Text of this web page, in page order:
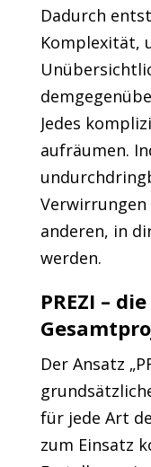
Dadurch
Komplexität,
Jedes
aufräumen.
Verwirrungen
anderen, in
werden.
PREZI –
Der Ansatz
für jede Art
zum Einsatz